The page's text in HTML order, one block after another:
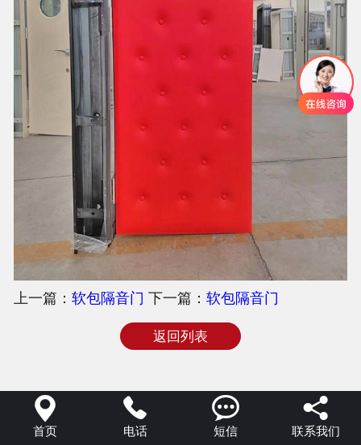
上一篇： 软包隔音门 下一篇： 软包隔音门
返回列表

首页

电话

短信

联系我们